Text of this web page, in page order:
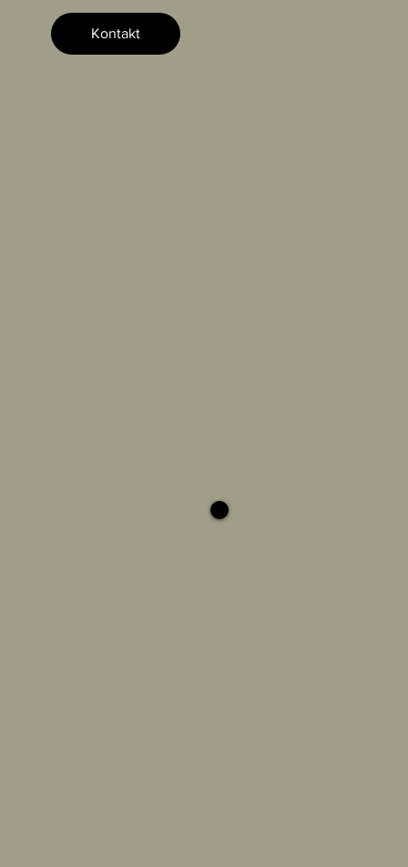
Kontakt